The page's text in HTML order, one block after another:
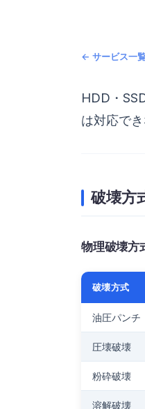
← サービス一
HDD・
は対応で
破壊方
物理破壊方
破壊方式
油圧パンチ
圧壊破壊
粉砕破壊
溶解破壊